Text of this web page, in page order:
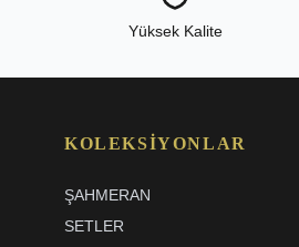
Yüksek Kalite
KOLEKSIYONLAR
ŞAHMERAN
SETLER